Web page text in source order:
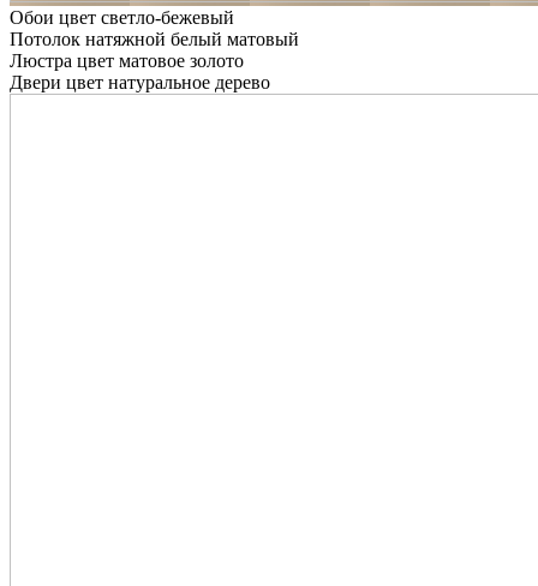
Обои цвет светло-бежевый
Потолок натяжной белый матовый
Люстра цвет матовое золото
Двери цвет натуральное дерево